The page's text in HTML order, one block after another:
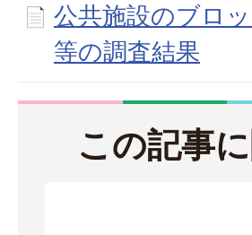
公共施設のブロ
等の調査結果
この記事